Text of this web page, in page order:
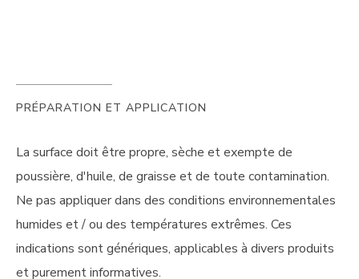
PRÉPARATION ET APPLICATION
La surface doit être propre, sèche et exempte de
poussière, d'huile, de graisse et de toute contamination.
Ne pas appliquer dans des conditions environnementales
humides et / ou des températures extrêmes. Ces
indications sont génériques, applicables à divers produits
et purement informatives.